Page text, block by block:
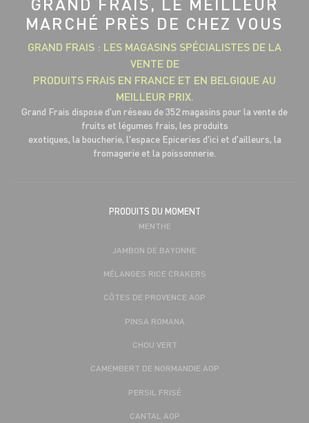
MARCHÉ PRÈS DE CHEZ VOUS
GRAND FRAIS : LES MAGASINS SPÉCIALISTES DE LA
VENTE DE
PRODUITS FRAIS EN FRANCE ET EN BELGIQUE AU
MEILLEUR PRIX.
Grand Frais dispose d'un réseau de 352 magasins pour la vente de
fruits et légumes frais, les produits
exotiques, la boucherie, l'espace Epiceries d'ici et d'ailleurs, la
fromagerie et la poissonnerie.
PRODUITS DU MOMENT
MENTHE
JAMBON DE BAYONNE
MÉLANGES RICE CRAKERS
CÔTES DE PROVENCE AOP
PINSA ROMANA
CHOU VERT
CAMEMBERT DE NORMANDIE AOP
PERSIL FRISÉ
CANTAL AOP